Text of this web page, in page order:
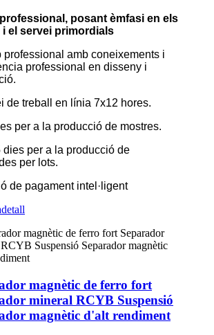
posant èmfasi en els
i el servei primordials
professional amb coneixements i
professional en disseny i
de treball en línia 7x12 hores.
per a la producció de mostres.
dies per a la producció de
per lots.
de pagament intel·ligent
detall
magnètic de ferro fort
mineral RCYB Suspensió
magnètic d'alt rendiment